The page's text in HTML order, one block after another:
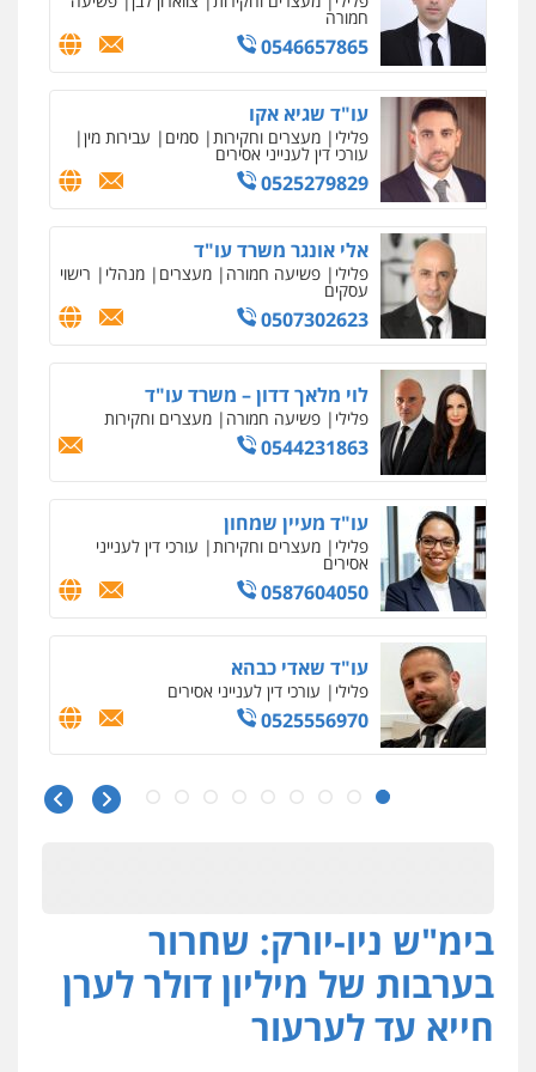
עו"ד פאדי בראנסי
פלילי צווארון לבן מעצרים
וחקירות
0524122241
עו"ד ד"ר איתן פינקלשטיין
כלכלי הלבנת הון
0507061374
עו"ד קארין לגטיוי
פלילי פשיעה חמורה
0507446995
עו"ד אלינור טל
עבירות פליליות משפט מנהלי
אסירים ועדות שחרורים
0523823782
עו"ד רויטל סבג שקד
פלילי פשיעה חמורה אמצעי לחימה
אלימות עורכי דין לענייני אסירים
0528615306
עו"ד רועי אטיאס
עורך דין תמיר אלטיט
פלילי תעבורה
0545577862
בימ"ש ניו-יורק: שחרור
בערבות של מיליון דולר לערן
חייא עד לערעור